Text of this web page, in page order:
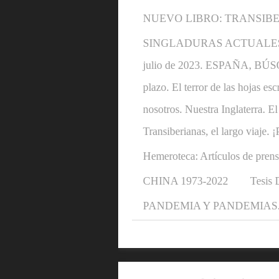
NUEVO LIBRO:
SINGLADURAS
julio de 2023. ESPAÑA,
plazo. El terror de las hojas
nosotros. Nuestra Inglaterra.
Transiberianas, el largo viaje.
Hemeroteca: Artículos de
CHINA 1973-2022 Tesis
PANDEMIA Y PANDEMIAS.